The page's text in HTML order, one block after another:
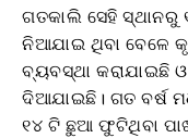
ଗତକାଲି ସେହି
ନିଆଯାଇ ଥିବା ବେଳେ
ବ୍ୟବସ୍ଥା କରାଯାଇଛି
ଦିଆଯାଇଛି। ଗତ ବର୍ଷ
୧୪ ଟି ଛୁଆ ଫୁଟିଥିବା